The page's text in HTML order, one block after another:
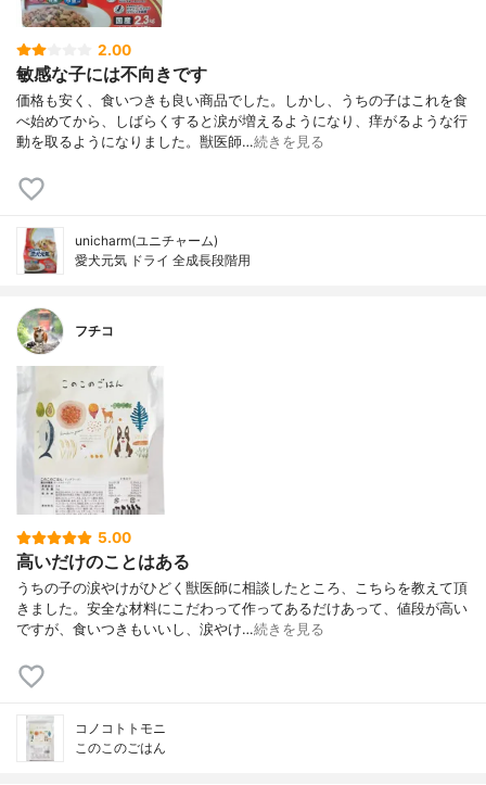
2.00
敏感な子には不向きです
価格も安く、食いつきも良い商品でした。しかし、うちの子はこれを食
べ始めてから、しばらくすると涙が増えるようになり、痒がるような行
動を取るようになりました。獣医師…続きを見る
unicharm(ユニチャーム)
愛犬元気 ドライ 全成長段階用
フチコ
5.00
高いだけのことはある
うちの子の涙やけがひどく獣医師に相談したところ、こちらを教えて頂
きました。安全な材料にこだわって作ってあるだけあって、値段が高い
ですが、食いつきもいいし、涙やけ…続きを見る
コノコトトモニ
このこのごはん